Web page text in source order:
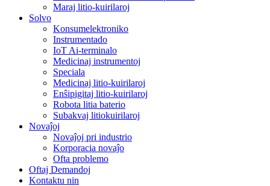
Maraj litio-kuirilaroj
Solvo
Konsumelektroniko
Instrumentado
IoT Ai-terminalo
Medicinaj instrumentoj
Speciala
Medicinaj litio-kuirilaroj
Enŝipigitaj litio-kuirilaroj
Robota litia baterio
Subakvaj litiokuirilaroj
Novaĵoj
Novaĵoj pri industrio
Korporacia novaĵo
Ofta problemo
Oftaj Demandoj
Kontaktu nin